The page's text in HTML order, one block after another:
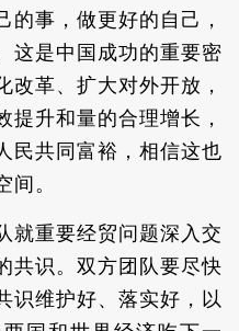
的事，做更好的自己，
这是中国成功的重要密
改革、扩大对外开放，
提升和量的合理增长，
民共同富裕，相信这也
间。
就重要经贸问题深入交
共识。双方团队要尽快
识维护好、落实好，以